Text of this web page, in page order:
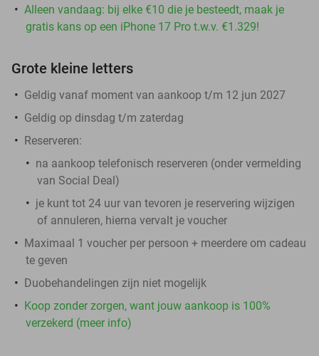
Alleen vandaag: bij elke €10 die je besteedt, maak je
gratis kans op een iPhone 17 Pro t.w.v. €1.329!
Grote kleine letters
Geldig vanaf moment van aankoop t/m 12 jun 2027
Geldig op dinsdag t/m zaterdag
Reserveren:
na aankoop telefonisch reserveren (onder vermelding
van Social Deal)
je kunt tot 24 uur van tevoren je reservering wijzigen
of annuleren, hierna vervalt je voucher
Maximaal 1 voucher per persoon + meerdere om cadeau
te geven
Duobehandelingen zijn niet mogelijk
Koop zonder zorgen, want jouw aankoop is 100%
verzekerd (meer info)